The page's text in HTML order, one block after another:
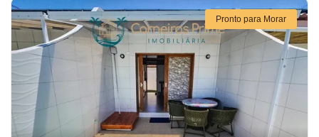
Pronto para Morar